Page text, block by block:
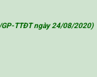
TTĐT ngày 24/08/2020)